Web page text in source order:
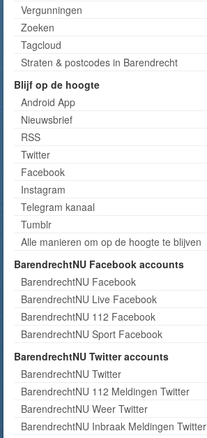
Vergunningen
Zoeken
Tagcloud
Straten & postcodes in Barendrecht
Blijf op de hoogte
Android App
Nieuwsbrief
RSS
Twitter
Facebook
Instagram
Telegram kanaal
Tumblr
Alle manieren om op de hoogte te blijven
BarendrechtNU Facebook accounts
BarendrechtNU Facebook
BarendrechtNU Live Facebook
BarendrechtNU 112 Facebook
BarendrechtNU Sport Facebook
BarendrechtNU Twitter accounts
BarendrechtNU Twitter
BarendrechtNU 112 Meldingen Twitter
BarendrechtNU Weer Twitter
BarendrechtNU Inbraak Meldingen Twitter